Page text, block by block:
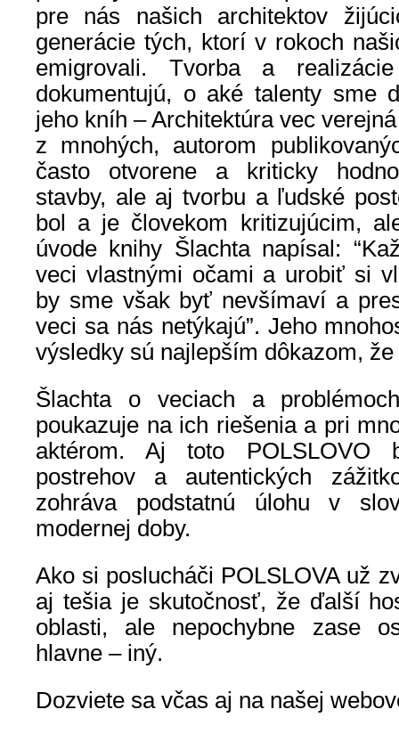
pre nás našich architektov
generácie tých, ktorí v rokoch
emigrovali. Tvorba a
dokumentujú, o aké talenty sme
jeho kníh – Architektúra vec
z mnohých, autorom
často otvorene a kriticky
stavby, ale aj tvorbu a ľudské
bol a je človekom kritizujúcim,
úvode knihy Šlachta napísal:
veci vlastnými očami a urobiť si
by sme však byť nevšímaví a
veci sa nás netýkajú”. Jeho
výsledky sú najlepším dôkazom,
Šlachta o veciach a
poukazuje na ich riešenia a pri
aktérom. Aj toto POLSLOVO
postrehov a autentických
zohráva podstatnú úlohu v
modernej doby.
Ako si poslucháči POLSLOVA už
aj tešia je skutočnosť, že ďalší
oblasti, ale nepochybne zase
hlavne – iný.
Dozviete sa včas aj na našej